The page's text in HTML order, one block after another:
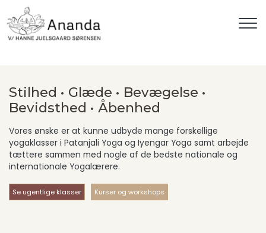
til
hovedindhold
Stilhed • Glæde • Bevægelse •
Bevidsthed • Åbenhed
Vores ønske er at kunne udbyde mange forskellige
yogaklasser i Patanjali Yoga og Iyengar Yoga samt arbejde
tættere sammen med nogle af de bedste nationale og
internationale Yogalærere.
Se ugentlige klasser Kurser og workshops